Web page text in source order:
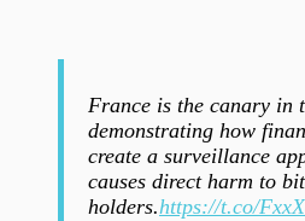
France is the canary in
demonstrating how
create a surveillance
causes direct harm to
holders.https://t.co/